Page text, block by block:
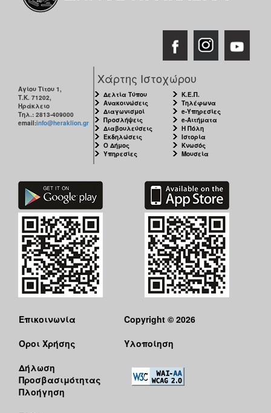
Αγίου Τίτου 1,
Τ.Κ. 71202,
Ηράκλειο
Τηλ.: 2813-409000
email:info@heraklion.gr
Χάρτης Ιστοχώρου
Δελτία Τύπου
Ανακοινώσεις
Διαγωνισμοί
Προσλήψεις
Διαβουλεύσεις
Εκδηλώσεις
Ο Δήμος
Υπηρεσίες
Κ.Ε.Π.
Τηλέφωνα
e-Υπηρεσίες
e-Αιτήματα
Η Πόλη
Ιστορία
Κνωσός
Μουσεία
Επικοινωνία
Όροι Χρήσης
Δήλωση
Προσβασιμότητας
Πλοήγηση
Copyright © 2026
Υλοποίηση